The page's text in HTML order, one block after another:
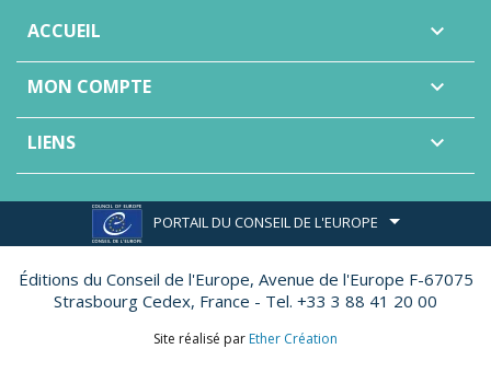
ACCUEIL 
MON COMPTE 
LIENS 
PORTAIL DU CONSEIL DE L'EUROPE
Éditions du Conseil de l'Europe, Avenue de l'Europe F-67075
Strasbourg Cedex, France - Tel. +33 3 88 41 20 00
Site réalisé par Ether Création